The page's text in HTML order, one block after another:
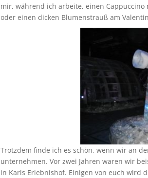
mir, während ich arbeite, einen Cappuccino
oder einen dicken Blumenstrauß am
Trotzdem finde ich es schön, wenn wir an
unternehmen. Vor zwei Jahren waren wir
in Karls Erlebnishof. Einigen von euch wird